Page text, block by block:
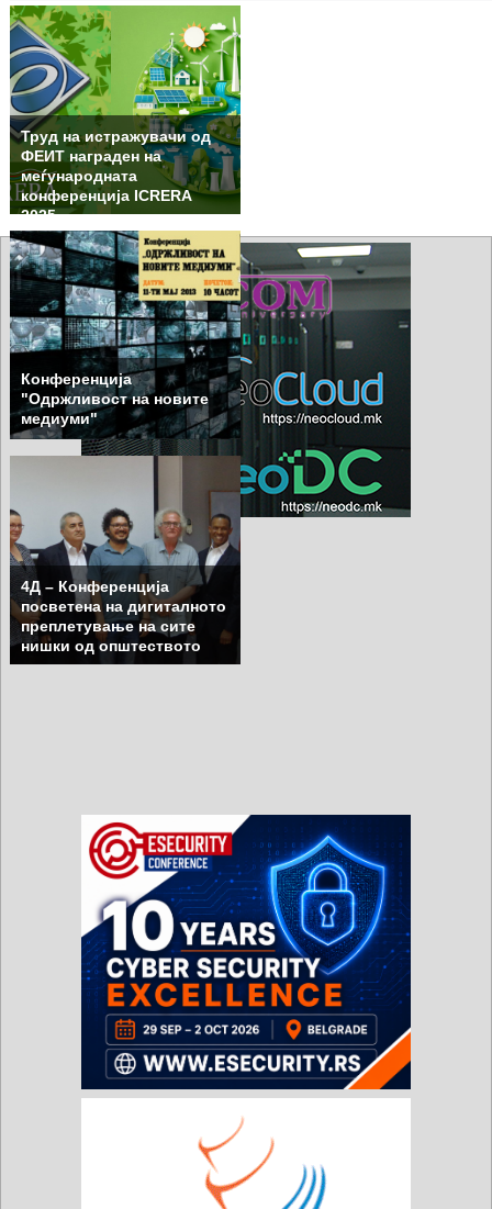
Труд на истражувачи од
ФЕИТ награден на
меѓународната
конференција ICRERA
2025
Конференција
"Одржливост на новите
медиуми"
4Д – Конференција
посветена на дигиталното
преплетување на сите
нишки од општеството